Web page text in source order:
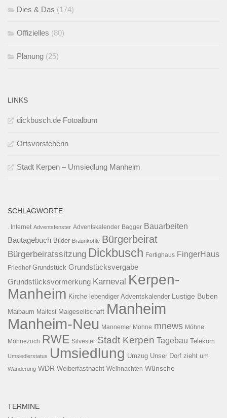
Dies & Das (174)
Offizielles (80)
Planung (25)
LINKS
dickbusch.de Fotoalbum
Ortsvorsteherin
Stadt Kerpen – Umsiedlung Manheim
SCHLAGWORTE
. Internet Adventsfenster Adventskalender Bagger Bauarbeiten
Bautagebuch Bilder Braunkohle Bürgerbeirat
Bürgerbeiratssitzung Dickbusch Fertighaus FingerHaus
Friedhof Grundstück Grundstücksvergabe
Grundstücksvormerkung Karneval Kerpen-
Manheim Kirche lebendiger Adventskalender Lustige Buben
Maibaum Maifest Maigesellschaft Manheim
Manheim-Neu Mannemer Möhne mnews Möhne
Möhnezoch RWE Silvester Stadt Kerpen Tagebau Telekom
Umsiedlerstatus Umsiedlung Umzug Unser Dorf zieht um
Wanderung WDR Weiberfastnacht Weihnachten Wünsche
TERMINE